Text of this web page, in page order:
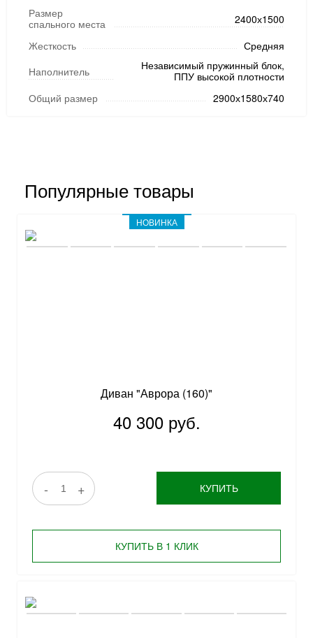
Размер
спального места
2400х1500
Жесткость
Средняя
Наполнитель
Независимый пружинный блок,
ППУ высокой плотности
Общий размер
2900х1580х740
Популярные товары
Диван "Аврора (160)"
40 300 руб.
- + КУПИТЬ
КУПИТЬ В 1 КЛИК
НОВИНКА